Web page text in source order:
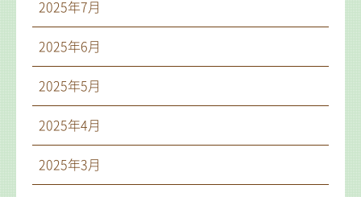
2025年7月
2025年6月
2025年5月
2025年4月
2025年3月